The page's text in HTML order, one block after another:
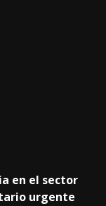
en el sector
urgente